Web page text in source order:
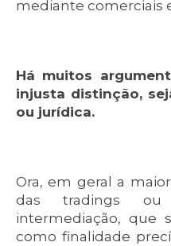
mediante comerciais
Há muitos
injusta distinção,
ou jurídica.
Ora, em geral a
das tradings
intermediação, que
como finalidade